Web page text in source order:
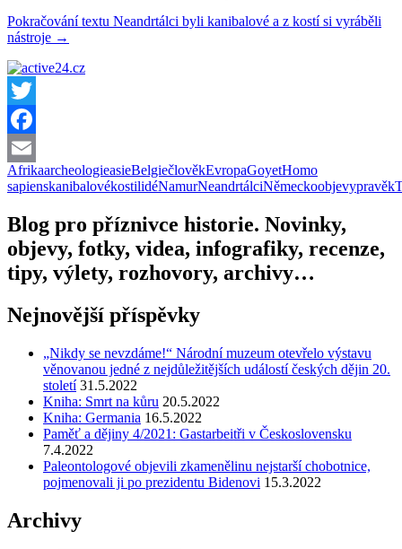
Pokračování textu Neandrtálci byli kanibalové a z kostí si vyráběli
nástroje →
Twitter
Facebook
Email
AfrikaarcheologieasieBelgiečlověkEvropaGoyetHomo
sapienskanibalovékostilidéNamurNeandrtálciNěmeckoobjevypravěk
Blog pro příznivce historie. Novinky,
objevy, fotky, videa, infografiky, recenze,
tipy, výlety, rozhovory, archivy…
Nejnovější příspěvky
„Nikdy se nevzdáme!“ Národní muzeum otevřelo výstavu
věnovanou jedné z nejdůležitějších událostí českých dějin 20.
století 31.5.2022
Kniha: Smrt na kůru 20.5.2022
Kniha: Germania 16.5.2022
Paměť a dějiny 4/2021: Gastarbeitři v Československu
7.4.2022
Paleontologové objevili zkamenělinu nejstarší chobotnice,
pojmenovali ji po prezidentu Bidenovi 15.3.2022
Archivy